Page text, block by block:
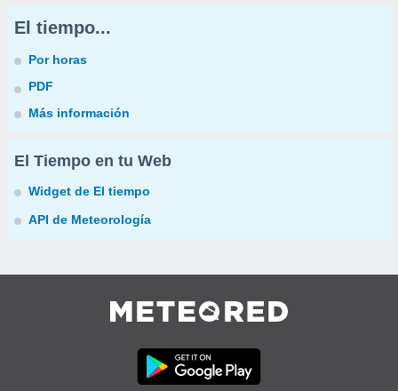
El tiempo...
Por horas
PDF
Más información
El Tiempo en tu Web
Widget de El tiempo
API de Meteorología